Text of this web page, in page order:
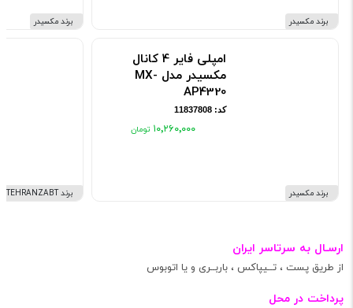
برند مکسیدر
برند مکسیدر
امپلی فایر 4 کانال
مکسیدر مدل MX-
AP4320
کد: 11837808
۱۰٬۲۶۰٬۰۰۰
برند مکسیدر
برند TEHRANZABT
ارسـال به سرتاسر ایران
از طریق پست ، تــیپاکس ، باربــری و یا اتوبوس
پرداخت در محل